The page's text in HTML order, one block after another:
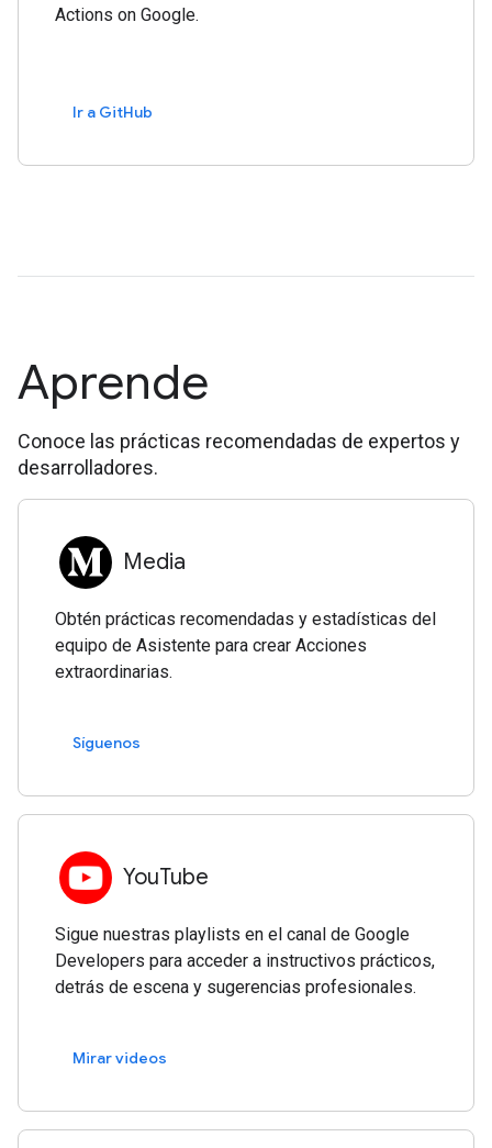
Actions on Google.
Ir a GitHub
Aprende
Conoce las prácticas recomendadas de expertos y
desarrolladores.
Media
Obtén prácticas recomendadas y estadísticas del
equipo de Asistente para crear Acciones
extraordinarias.
Síguenos
YouTube
Sigue nuestras playlists en el canal de Google
Developers para acceder a instructivos prácticos,
detrás de escena y sugerencias profesionales.
Mirar videos